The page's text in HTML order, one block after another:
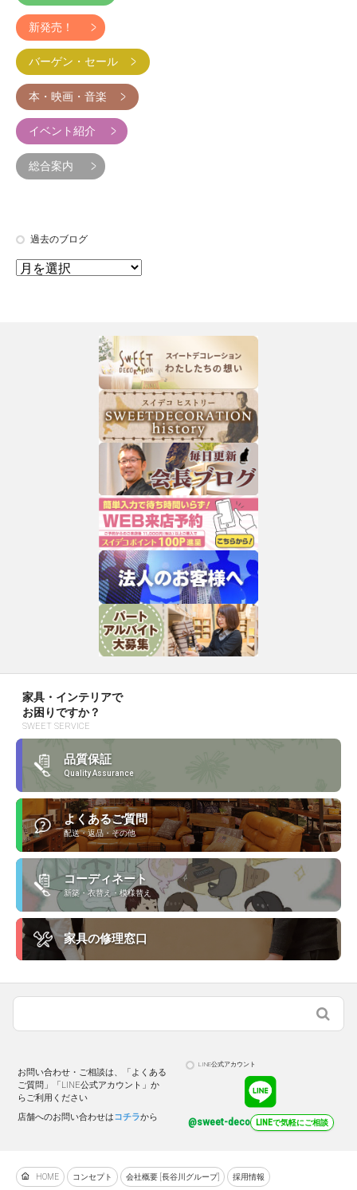
新発売！
バーゲン・セール
本・映画・音楽
イベント紹介
総合案内
過去のブログ
家具・インテリアで
お困りですか？
SWEET SERVICE
品質保証
Quality Assurance
よくあるご質問
配送・返品・その他
コーディネート
新築・衣替え・模様替え
家具の修理窓口
お問い合わせ・ご相談は、「よくある
ご質問」「LINE公式アカウント」か
らご利用ください
店舗へのお問い合わせはコチラから
LINE公式アカウント
@sweet-deco LINEで気軽にご相談
HOME コンセプト 会社概要 [長谷川グループ] 採用情報